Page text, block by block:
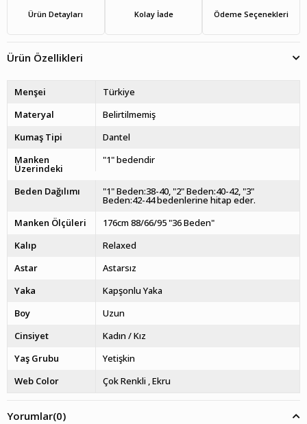
Ürün Detayları Kolay İade Ödeme Seçenekleri
Ürün Özellikleri
Menşei
Türkiye
Materyal
Belirtilmemiş
Kumaş Tipi
Dantel
Manken
Üzerindeki
"1" bedendir
Beden Dağılımı "1" Beden:38-40, "2" Beden:40-42, "3"
Beden:42-44 bedenlerine hitap eder.
Manken Ölçüleri
176cm 88/66/95 "36 Beden"
Kalıp
Relaxed
Astar
Astarsız
Yaka
Kapşonlu Yaka
Boy
Uzun
Cinsiyet
Kadın / Kız
Yaş Grubu
Yetişkin
Web Color
Çok Renkli Ekru
Yorumlar(0)